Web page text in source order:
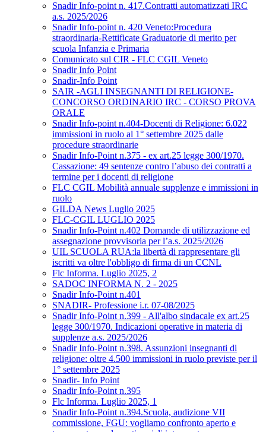
Snadir Info-point n. 417.Contratti automatizzati IRC
a.s. 2025/2026
Snadir Info-point n. 420 Veneto:Procedura
straordinaria-Rettificate Graduatorie di merito per
scuola Infanzia e Primaria
Comunicato sul CIR - FLC CGIL Veneto
Snadir Info Point
Snadir-Info Point
SAIR -AGLI INSEGNANTI DI RELIGIONE-
CONCORSO ORDINARIO IRC - CORSO PROVA
ORALE
Snadir Info-point n.404-Docenti di Religione: 6.022
immissioni in ruolo al 1° settembre 2025 dalle
procedure straordinarie
Snadir Info-Point n.375 - ex art.25 legge 300/1970.
Cassazione: 49 sentenze contro l’abuso dei contratti a
termine per i docenti di religione
FLC CGIL Mobilità annuale supplenze e immissioni in
ruolo
GILDA News Luglio 2025
FLC-CGIL LUGLIO 2025
Snadir Info-Point n.402 Domande di utilizzazione ed
assegnazione provvisoria per l’a.s. 2025/2026
UIL SCUOLA RUA:la libertà di rappresentare gli
iscritti va oltre l'obbligo di firma di un CCNL
Flc Informa. Luglio 2025, 2
SADOC INFORMA N. 2 - 2025
Snadir Info-Point n.401
SNADIR- Professione i.r. 07-08/2025
Snadir Info-Point n.399 - All'albo sindacale ex art.25
legge 300/1970. Indicazioni operative in materia di
supplenze a.s. 2025/2026
Snadir Info-Point n.398. Assunzioni insegnanti di
religione: oltre 4.500 immissioni in ruolo previste per il
1° settembre 2025
Snadir- Info Point
Snadir Info-Point n.395
Flc Informa. Luglio 2025, 1
Snadir Info-Point n.394.Scuola, audizione VII
commissione, FGU: vogliamo confronto aperto e